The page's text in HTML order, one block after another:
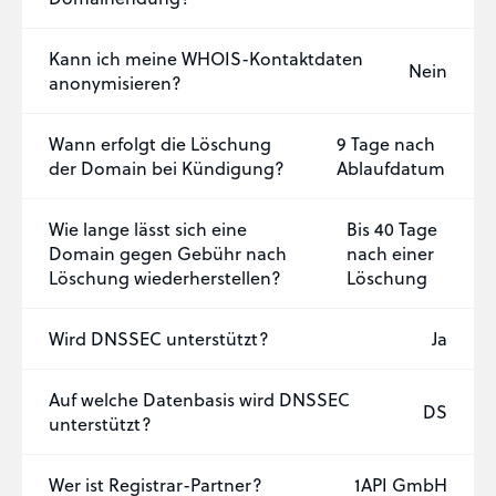
+41 44 310 87 66
Verzeichnis von Switch abfragen – sofern der
Inhaber einer Veröffentlichung seiner Daten
Konnte ich Ihnen mit
Schön, dass ich Ihnen helfen konnte.
Tut mir leid, Sie erreichen uns unter:
support@metanet.ch
support@metanet.ch
Kann ich meine WHOIS-Kontaktdaten
anonymisieren?
Nein
Wann erfolgt die Löschung
der Domain bei Kündigung?
9 Tage nach
Ablaufdatum
Wie lange lässt sich eine
Domain gegen Gebühr nach
Löschung wiederherstellen?
Bis 40 Tage
nach einer
Löschung
Wird DNSSEC unterstützt? Ja
Auf welche Datenbasis wird DNSSEC
unterstützt?
DS
Wer ist Registrar-Partner? 1API GmbH